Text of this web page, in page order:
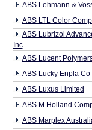
ABS Lehmann &
ABS LTL Color
ABS Lubrizol
Inc
ABS Lucent
ABS Lucky Enpla Co
ABS Luxus Limited
ABS M Holland
ABS Marplex